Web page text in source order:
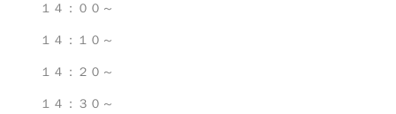
１４：００～
１４：１０～
１４：２０～
１４：３０～